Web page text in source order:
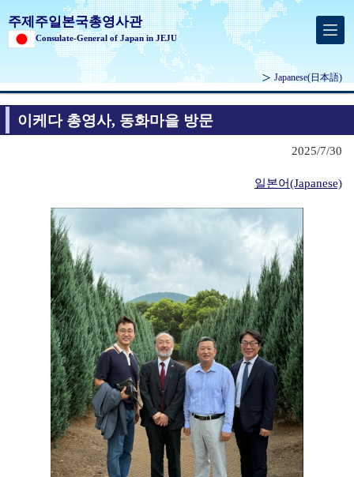
주제주일본국총영사관
Consulate-General of Japan in JEJU
Japanese(日本語)
이케다 총영사, 동화마을 방문
2025/7/30
일본어(Japanese)